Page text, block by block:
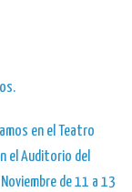
en el Teatro
el Auditorio del
de 11 a 13